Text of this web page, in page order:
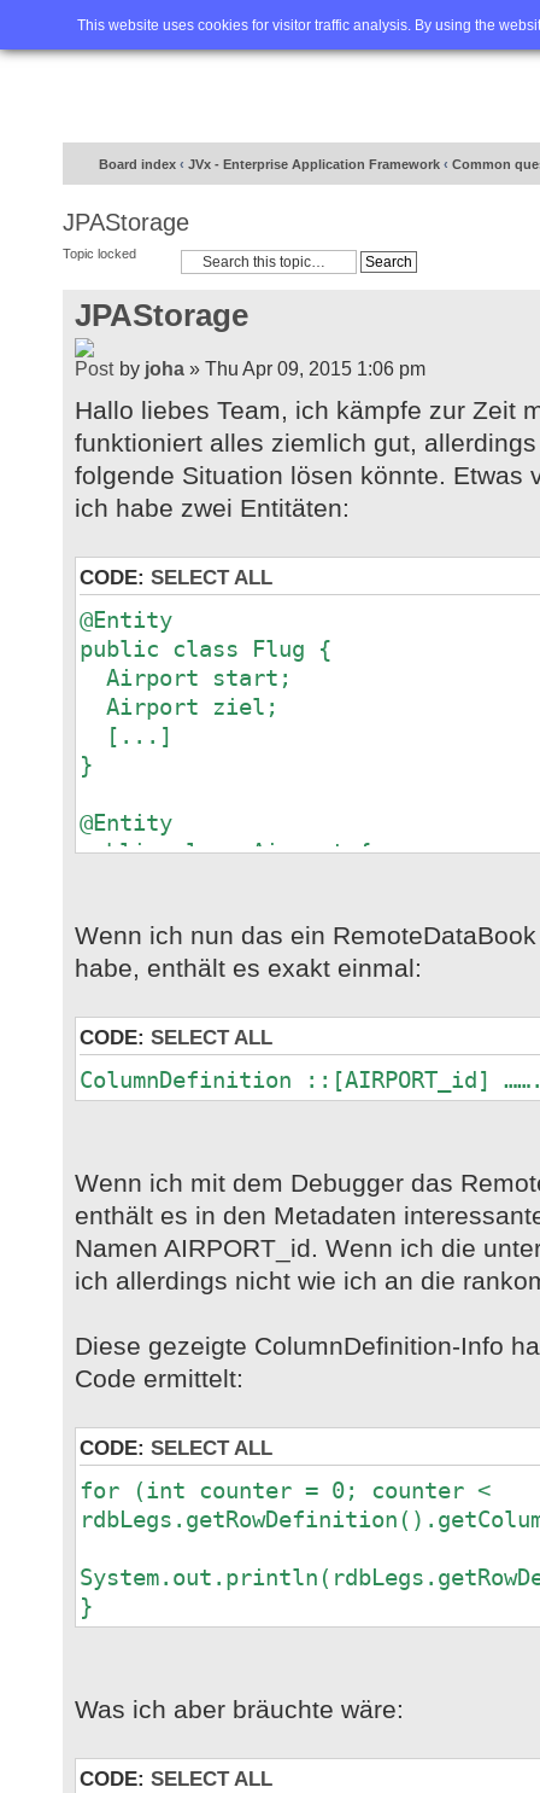
This website uses cookies for visitor traffic analysis. By using the
Home FAQ Advanced
Board index ‹ JVx - Enterprise Application Framework ‹ Common
JPAStorage
Topic locked
JPAStorage
by joha » Thu Apr 09, 2015 1:06 pm
Hallo liebes Team, ich kämpfe zur Zeit
funktioniert alles ziemlich gut,
folgende Situation lösen könnte. Etwas
ich habe zwei Entitäten:
CODE: SELECT ALL
@Entity
public class Flug {
Airport start;
Airport ziel;
[...]
}
@Entity
public class Airport {
}
Wenn ich nun das ein
habe, enthält es exakt einmal:
CODE: SELECT ALL
ColumnDefinition ::[AIRPORT_id]
Wenn ich mit dem Debugger das
enthält es in den Metadaten
Namen AIRPORT_id. Wenn ich die
ich allerdings nicht wie ich an die
Diese gezeigte ColumnDefinition-Info
Code ermittelt:
CODE: SELECT ALL
for (int counter = 0; counter <
}
Was ich aber bräuchte wäre:
CODE: SELECT ALL